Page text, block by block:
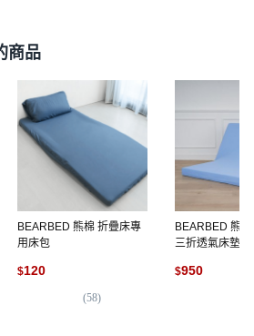
商品
BEARBED 熊棉 折疊床專
用床包
$120
(58)
BEARBED 熊
三折透氣床墊
$950